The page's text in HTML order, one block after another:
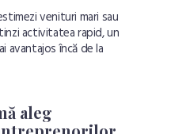
venituri mari sau
activitatea rapid, un
avantajos încă de la
aleg